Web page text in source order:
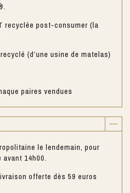
recyclée post-consumer (la
(d’une usine de matelas)
paires vendues
le lendemain, pour
14h00.
offerte dès 59 euros